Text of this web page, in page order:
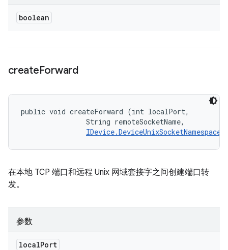
boolean
createForward
public void createForward (int localPort,
                String remoteSocketName,
IDevice.DeviceUnixSocketNamespace
在本地 TCP 端口和远程 Unix 网域套接字之间创建端口转
发。
参数
localPort